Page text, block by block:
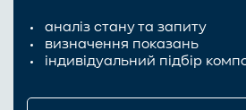
аналіз стану та запиту
визначення показань
індивідуальний підбір